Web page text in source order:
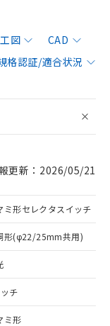
図
CAD
格認証/適合状況
更新：2026/05/21
ミ形セレクタスイッチ
形(φ22/25mm共用)
チ
ミ形